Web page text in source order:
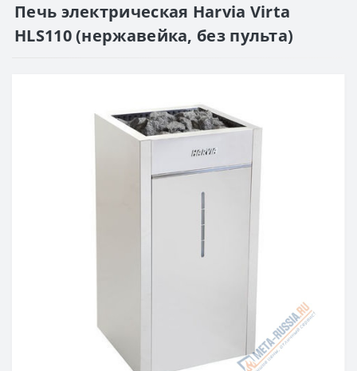
Печь электрическая Harvia Virta
HLS110 (нержавейка, без пульта)